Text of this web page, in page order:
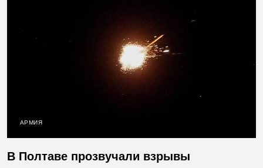
АРМИЯ
В Полтаве прозвучали взрывы